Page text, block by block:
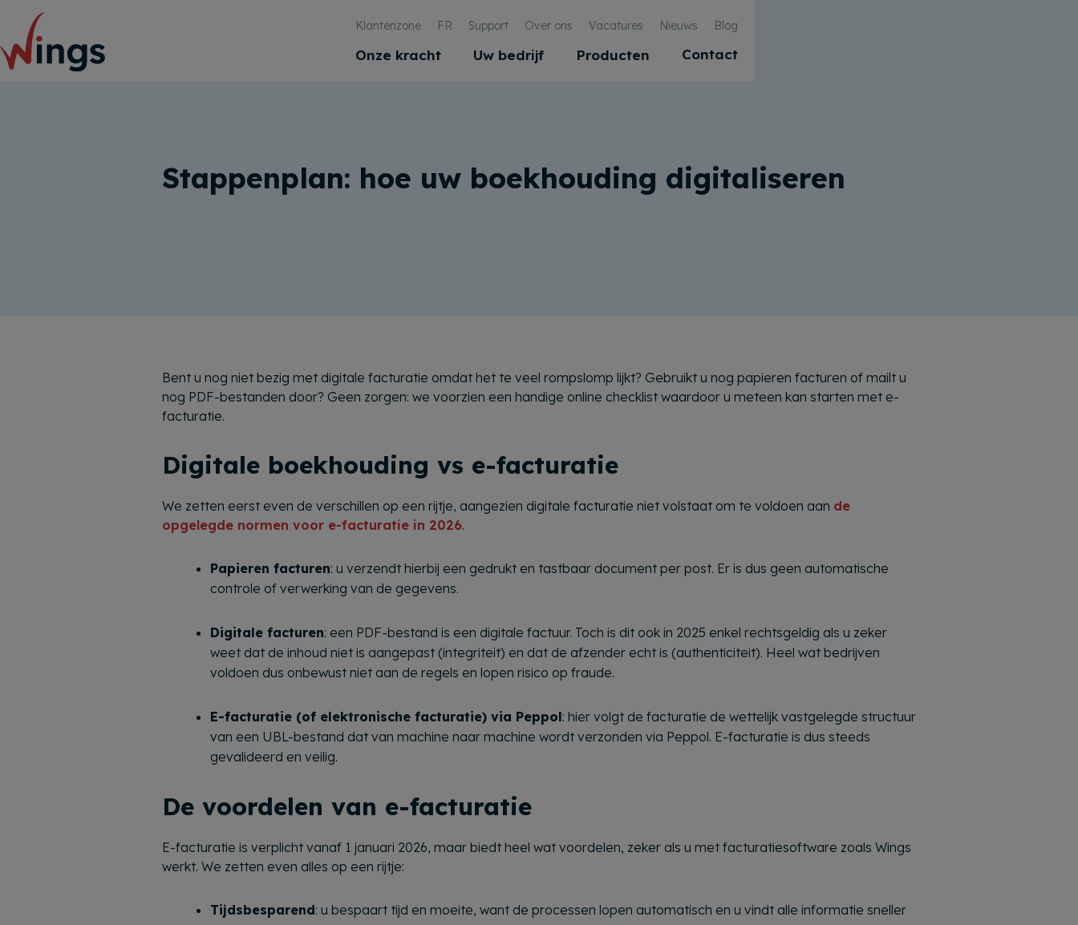
Klantenzone FR Support Over ons Vacatures Nieuws Blog
Onze kracht Uw bedrijf Producten Contact
Stappenplan: hoe uw boekhouding digitaliseren
Bent u nog niet bezig met digitale facturatie omdat het te veel rompslomp lijkt? Gebruikt u nog papieren facturen of mailt u
nog PDF-bestanden door? Geen zorgen: we voorzien een handige online checklist waardoor u meteen kan starten met e-
facturatie.
Digitale boekhouding vs e-facturatie
We zetten eerst even de verschillen op een rijtje, aangezien digitale facturatie niet volstaat om te voldoen aan de
opgelegde normen voor e-facturatie in 2026.
Papieren facturen: u verzendt hierbij een gedrukt en tastbaar document per post. Er is dus geen automatische
controle of verwerking van de gegevens.
Digitale facturen: een PDF-bestand is een digitale factuur. Toch is dit ook in 2025 enkel rechtsgeldig als u zeker
weet dat de inhoud niet is aangepast (integriteit) en dat de afzender echt is (authenticiteit). Heel wat bedrijven
voldoen dus onbewust niet aan de regels en lopen risico op fraude.
E-facturatie (of elektronische facturatie) via Peppol: hier volgt de facturatie de wettelijk vastgelegde structuur
van een UBL-bestand dat van machine naar machine wordt verzonden via Peppol. E-facturatie is dus steeds
gevalideerd en veilig.
De voordelen van e-facturatie
E-facturatie is verplicht vanaf 1 januari 2026, maar biedt heel wat voordelen, zeker als u met facturatiesoftware zoals Wings
werkt. We zetten even alles op een rijtje:
Tijdsbesparend: u bespaart tijd en moeite, want de processen lopen automatisch en u vindt alle informatie sneller